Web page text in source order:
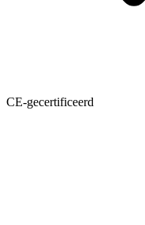
CE-gecertificeerd